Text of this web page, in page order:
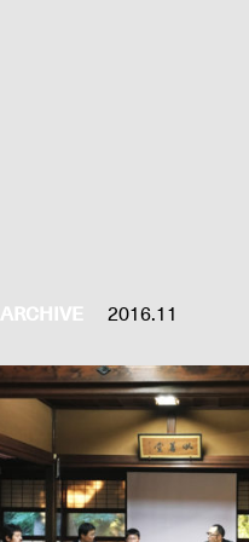
ARCHIVE 2016.11